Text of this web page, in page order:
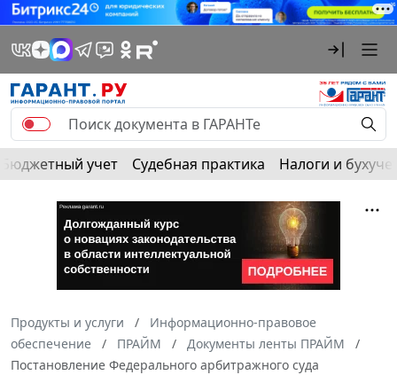
Бюджетный учет Судебная практика Налоги и
Продукты и услуги
Информационно-правовое
обеспечение
ПРАЙМ
Документы ленты ПРАЙМ
Постановление Федерального арбитражного суда